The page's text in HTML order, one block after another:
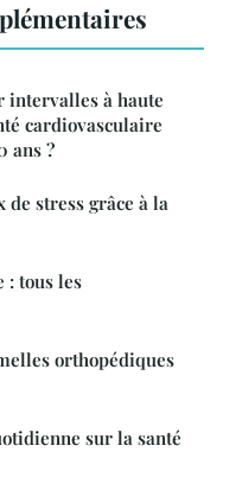
intervalles à haute
cardiovasculaire
ans ?
stress grâce à la
: tous les
orthopédiques
sur la santé